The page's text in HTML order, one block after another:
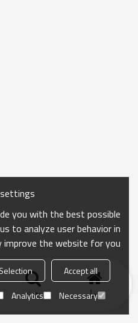
منزل بحث
you with the best possible
to analyze user behavior in
the website for you.
Accept all
Necessary
Analytics